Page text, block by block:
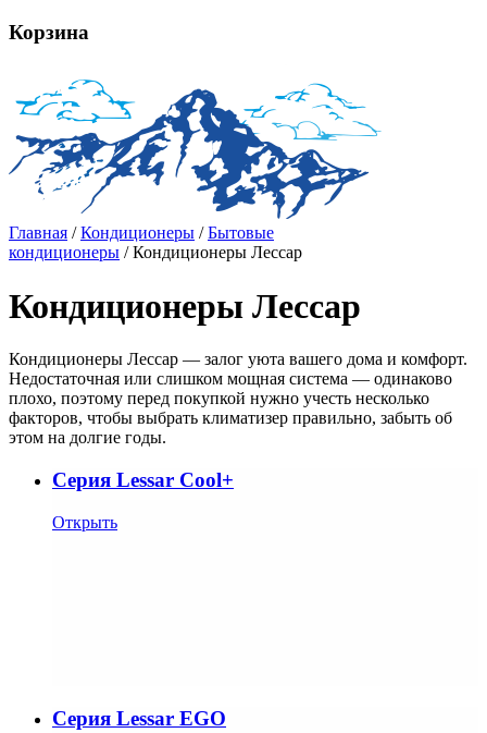
Корзина
Главная /Кондиционеры /Бытовые
кондиционеры / Кондиционеры Лессар
Кондиционеры Лессар
Кондиционеры Лессар — залог уюта вашего дома и комфорт.
Недостаточная или слишком мощная система — одинаково
плохо, поэтому перед покупкой нужно учесть несколько
факторов, чтобы выбрать климатизер правильно, забыть об
этом на долгие годы.
Cерия Lessar Cool+
Открыть
Cерия Lessar EGO